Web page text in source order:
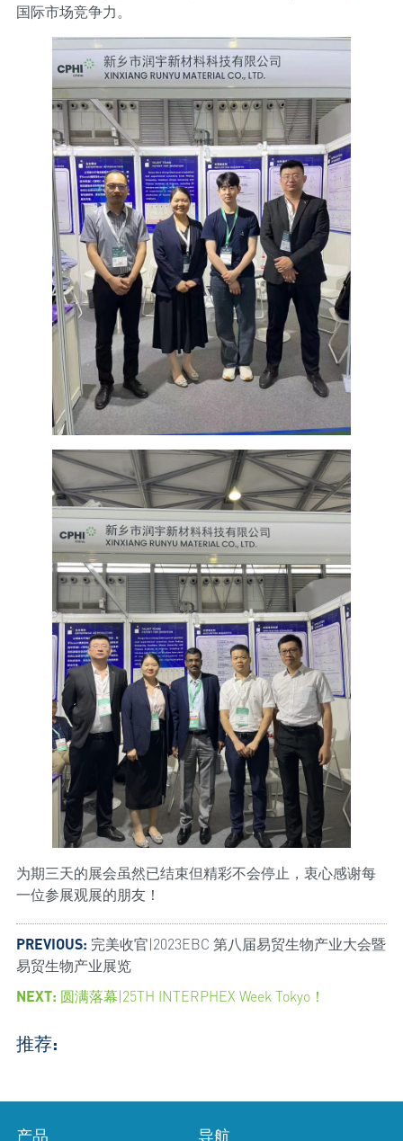
国际市场竞争力。
为期三天的展会虽然已结束但精彩不会停止，衷心感谢每
一位参展观展的朋友！
PREVIOUS: 完美收官|2023EBC 第八届易贸生物产业大会暨
易贸生物产业展览
NEXT: 圆满落幕|25TH INTERPHEX Week Tokyo！
推荐:
产品 导航